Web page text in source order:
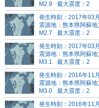
M2.9
最大震度：2
発生時刻：2017年03
震源地：熊本県阿蘇地
M2.7
最大震度：2
発生時刻：2017年03
震源地：熊本県阿蘇地
M3.1
最大震度：2
発生時刻：2016年11
震源地：熊本県阿蘇地
M3.0
最大震度：2
発生時刻：2016年11